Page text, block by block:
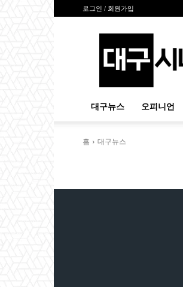
로그인 / 회원가입
대구뉴스 오피니언
홈 대구뉴스